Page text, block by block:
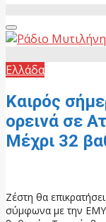
Primary
Menu
Ελλάδα
Καιρός
ορεινά σε
Μέχρι 32
Ζέστη θα
σύμφωνα με την